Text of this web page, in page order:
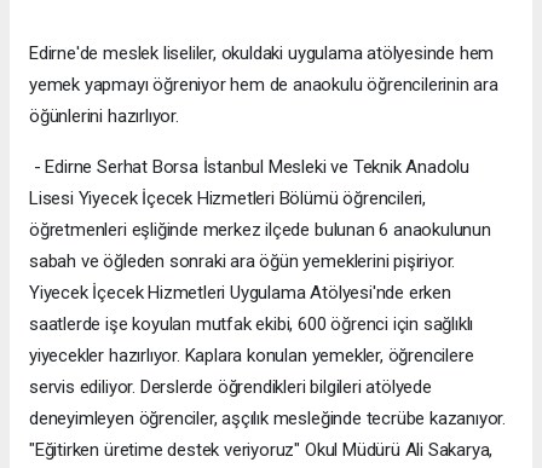
Edirne'de meslek liseliler, okuldaki uygulama atölyesinde hem
yemek yapmayı öğreniyor hem de anaokulu öğrencilerinin ara
öğünlerini hazırlıyor.
- Edirne Serhat Borsa İstanbul Mesleki ve Teknik Anadolu
Lisesi Yiyecek İçecek Hizmetleri Bölümü öğrencileri,
öğretmenleri eşliğinde merkez ilçede bulunan 6 anaokulunun
sabah ve öğleden sonraki ara öğün yemeklerini pişiriyor.
Yiyecek İçecek Hizmetleri Uygulama Atölyesi'nde erken
saatlerde işe koyulan mutfak ekibi, 600 öğrenci için sağlıklı
yiyecekler hazırlıyor. Kaplara konulan yemekler, öğrencilere
servis ediliyor. Derslerde öğrendikleri bilgileri atölyede
deneyimleyen öğrenciler, aşçılık mesleğinde tecrübe kazanıyor.
"Eğitirken üretime destek veriyoruz" Okul Müdürü Ali Sakarya,